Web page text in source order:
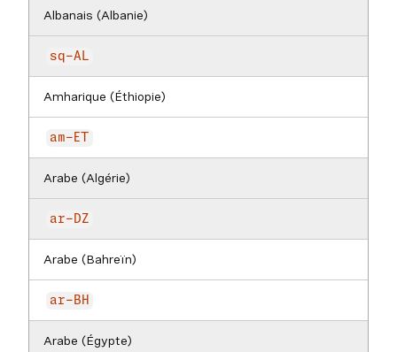
Albanais (Albanie)
sq-AL
Amharique (Éthiopie)
am-ET
Arabe (Algérie)
ar-DZ
Arabe (Bahreïn)
ar-BH
Arabe (Égypte)